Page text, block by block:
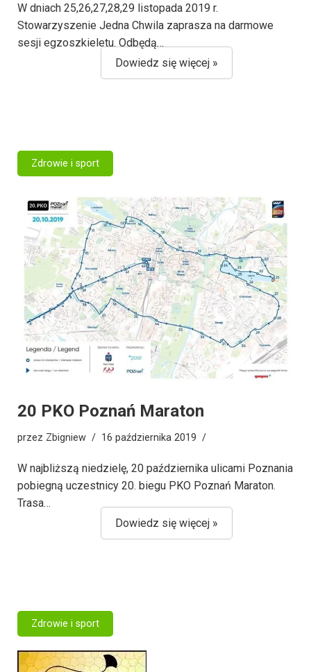
W dniach 25,26,27,28,29 listopada 2019 r.
Stowarzyszenie Jedna Chwila zaprasza na darmowe
sesji egzoszkieletu. Odbędą…
Dowiedz się więcej »
20 PKO Poznań Maraton
przez Zbigniew 16 października 2019
Zdrowie i sport
W najbliższą niedzielę, 20 października ulicami Poznania
pobiegną uczestnicy 20. biegu PKO Poznań Maraton.
Trasa…
Dowiedz się więcej »
Zdrowie i sport